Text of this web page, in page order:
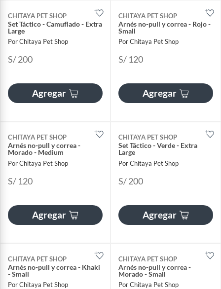
CHITAYA PET SHOP
Set Táctico - Camuflado - Extra
Large
Por Chitaya Pet Shop
S/ 200
Agregar
CHITAYA PET SHOP
Arnés no-pull y correa - Rojo -
Small
Por Chitaya Pet Shop
S/ 120
Agregar
CHITAYA PET SHOP
Arnés no-pull y correa -
Morado - Medium
Por Chitaya Pet Shop
S/ 120
Agregar
CHITAYA PET SHOP
Set Táctico - Verde - Extra
Large
Por Chitaya Pet Shop
S/ 200
Agregar
CHITAYA PET SHOP
Arnés no-pull y correa - Khaki
- Small
Por Chitaya Pet Shop
CHITAYA PET SHOP
Arnés no-pull y correa -
Morado - Small
Por Chitaya Pet Shop